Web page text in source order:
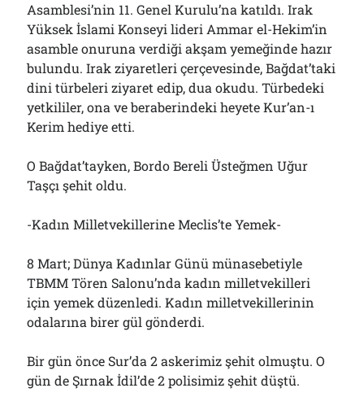
Asamblesi’nin 11. Genel Kurulu’na katıldı. Irak
Yüksek İslami Konseyi lideri Ammar el-Hekim’in
asamble onuruna verdiği akşam yemeğinde hazır
bulundu. Irak ziyaretleri çerçevesinde, Bağdat’taki
dini türbeleri ziyaret edip, dua okudu. Türbedeki
yetkililer, ona ve beraberindeki heyete Kur’an-ı
Kerim hediye etti.
O Bağdat’tayken, Bordo Bereli Üsteğmen Uğur
Taşçı şehit oldu.
-Kadın Milletvekillerine Meclis’te Yemek-
8 Mart; Dünya Kadınlar Günü münasebetiyle
TBMM Tören Salonu’nda kadın milletvekilleri
için yemek düzenledi. Kadın milletvekillerinin
odalarına birer gül gönderdi.
Bir gün önce Sur’da 2 askerimiz şehit olmuştu. O
gün de Şırnak İdil’de 2 polisimiz şehit düştü.